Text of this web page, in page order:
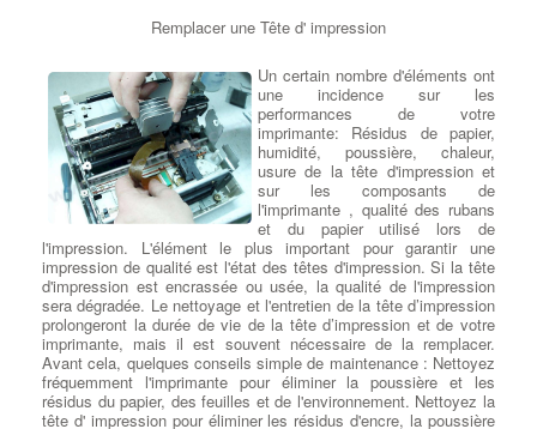
Remplacer une Tête d' impression
Un certain nombre d'éléments ont
une incidence sur les
performances de votre
imprimante: Résidus de papier,
humidité, poussière, chaleur,
usure de la tête d'impression et
sur les composants de
l'imprimante , qualité des rubans
et du papier utilisé lors de
l'impression. L'élément le plus important pour garantir une
impression de qualité est l'état des têtes d'impression. Si la tête
d'impression est encrassée ou usée, la qualité de l'impression
sera dégradée. Le nettoyage et l'entretien de la tête d’impression
prolongeront la durée de vie de la tête d’impression et de votre
imprimante, mais il est souvent nécessaire de la remplacer.
Avant cela, quelques conseils simple de maintenance : Nettoyez
fréquemment l'imprimante pour éliminer la poussière et les
résidus du papier, des feuilles et de l'environnement. Nettoyez la
tête d' impression pour éliminer les résidus d'encre, la poussière